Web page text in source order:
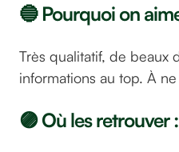
🔵 Pourquoi on
Très qualitatif, de beaux
informations au top. À
🟣 Où les retrouver :